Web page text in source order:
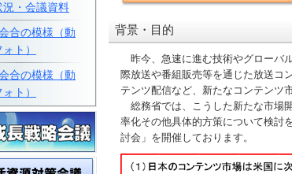
背景・目的
昨今、急速に進む技術やグローバ
際放送や番組販売等を通じた放送コ
テンツ配信など、新たなコンテンツ
総務省では、こうした新たな市場
率化その他具体的方策について検討
討会」を開催しております。
況・会議資料
合の模様（動
ト）
合の模様（動
ト）